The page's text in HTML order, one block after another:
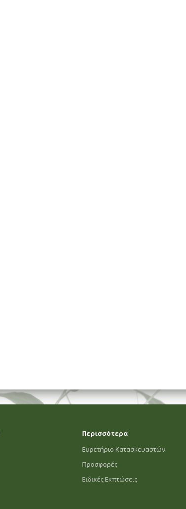
Περισσότερα
Ευρετήριο Κατασκευαστών
Προσφορές
Ειδικές Εκπτώσεις